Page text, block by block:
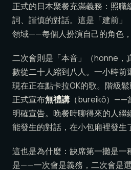
正式的日本聚餐充滿義務：照職
詞、謹慎的對話。這是「建前
領域——每個人扮演自己的角色，
二次會則是「本音」（honne，
數從二十人縮到八人。一小時前
現在正在點卡拉OK的歌。階級
正式宣布無禮講 （bureikō）——
明確宣告。晚餐時聊得來的人
能發生的對話，在小包廂裡發生
這也是為什麼：缺席第一攤是一
是——一次會是義務，二次會是